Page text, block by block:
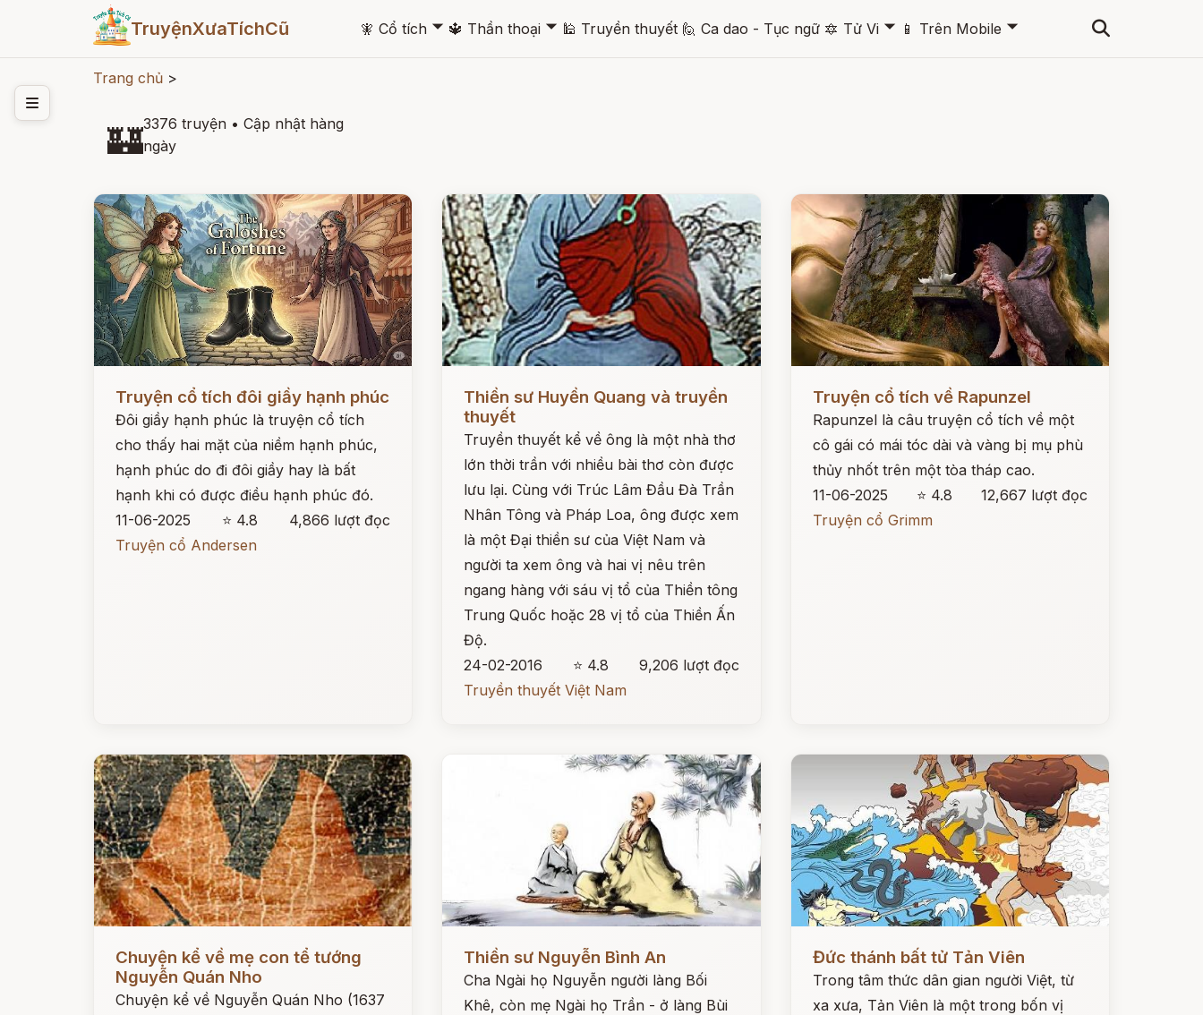
TruyệnXưaTíchCũ 🧚 Cổ tích 🞃 🔱 Thần thoại 🞃 🕌 Truyền thuyết 🙋 Ca dao - Tục ngữ 🔯 Tử Vi 🞃 📱 Trên Mobile 🞃
Trang chủ >
🏰3376 truyện • Cập nhật hàng
ngày
Truyện cổ tích đôi giầy hạnh phúc
Đôi giầy hạnh phúc là truyện cổ tích
cho thấy hai mặt của niềm hạnh phúc,
hạnh phúc do đi đôi giầy hay là bất
hạnh khi có được điều hạnh phúc đó.
11-06-2025
⭐ 4.8
4,866 lượt đọc
Truyện cổ Andersen
Đọc ngay
Thiền sư Huyền Quang và truyền
thuyết
Truyền thuyết kể về ông là một nhà thơ
lớn thời trần với nhiều bài thơ còn được
lưu lại. Cùng với Trúc Lâm Đầu Đà Trần
Nhân Tông và Pháp Loa, ông được xem
là một Đại thiền sư của Việt Nam và
người ta xem ông và hai vị nêu trên
ngang hàng với sáu vị tổ của Thiền tông
Trung Quốc hoặc 28 vị tổ của Thiền Ấn
Độ.
24-02-2016
⭐ 4.8
9,206 lượt đọc
Truyền thuyết Việt Nam
Truyện cổ tích về Rapunzel
Rapunzel là câu truyện cổ tích về một
cô gái có mái tóc dài và vàng bị mụ phù
thủy nhốt trên một tòa tháp cao.
11-06-2025
⭐ 4.8
12,667 lượt đọc
Truyện cổ Grimm
Chuyện kể về mẹ con tể tướng
Nguyễn Quán Nho
Chuyện kể về Nguyễn Quán Nho (1637
Đọc ngay
Thiền sư Nguyễn Bình An
Cha Ngài họ Nguyễn người làng Bối
Khê, còn mẹ Ngài họ Trần - ở làng Bùi
Đức thánh bất tử Tản Viên
Trong tâm thức dân gian người Việt, từ
xa xưa, Tản Viên là một trong bốn vị